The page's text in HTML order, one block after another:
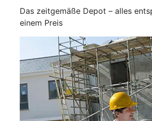
Das zeitgemäße Depot – alles
einem Preis